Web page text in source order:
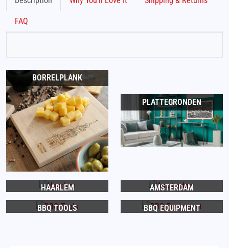
FAQ
BORRELPLANK
PLATTEGRONDEN
HAARLEM AMSTERDAM
BBQ TOOLS BBQ EQUIPMENT